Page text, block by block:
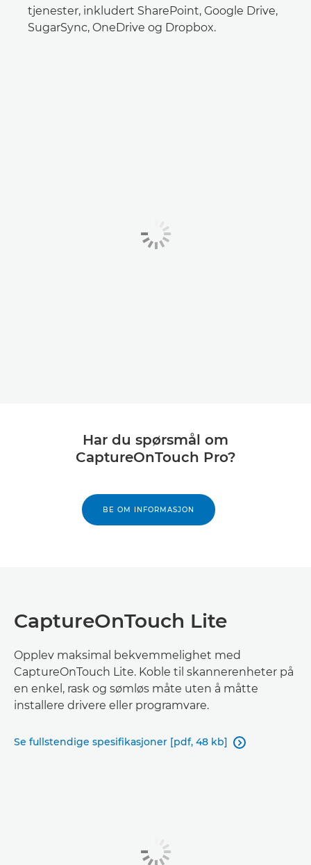
tjenester, inkludert SharePoint, Google Drive,
SugarSync, OneDrive og Dropbox.
Har du spørsmål om
CaptureOnTouch Pro?
BE OM INFORMASJON
CaptureOnTouch Lite
Opplev maksimal bekvemmelighet med
CaptureOnTouch Lite. Koble til skannerenheter på
en enkel, rask og sømløs måte uten å måtte
installere drivere eller programvare.
Se fullstendige spesifikasjoner [pdf, 48 kb] 